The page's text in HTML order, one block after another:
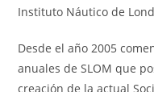
Instituto Náutico de
Desde el año 2005
anuales de SLOM que
creación de la actual